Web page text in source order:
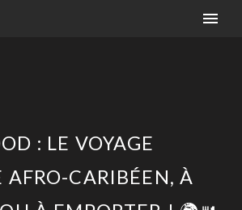
: LE VOYAGE
AFRO-CARIBÉEN, À